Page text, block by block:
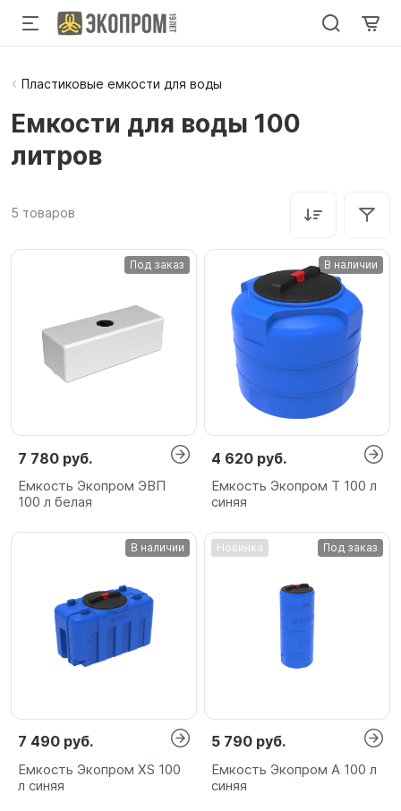
Пластиковые емкости для воды
Емкости для воды 100
литров
5 товаров
Под заказ
7 780 руб.
Емкость Экопром ЭВП
100 л белая
В наличии
4 620 руб.
Емкость Экопром T 100 л
синяя
В наличии
7 490 руб.
Емкость Экопром XS 100
л синяя
Новинка Под заказ
5 790 руб.
Емкость Экопром A 100 л
синяя